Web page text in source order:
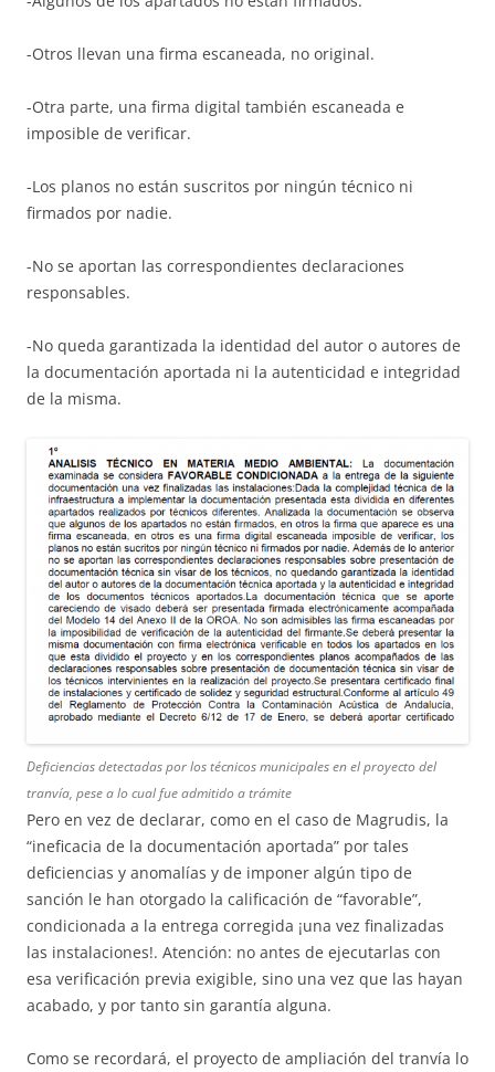
-Otros llevan una firma escaneada, no original.
-Otra parte, una firma digital también escaneada e
imposible de verificar.
-Los planos no están suscritos por ningún técnico ni
firmados por nadie.
-No se aportan las correspondientes declaraciones
responsables.
-No queda garantizada la identidad del autor o autores de
la documentación aportada ni la autenticidad e integridad
de la misma.
Deficiencias detectadas por los técnicos municipales en el proyecto del
tranvía, pese a lo cual fue admitido a trámite
Pero en vez de declarar, como en el caso de Magrudis, la
“ineficacia de la documentación aportada” por tales
deficiencias y anomalías y de imponer algún tipo de
sanción le han otorgado la calificación de “favorable”,
condicionada a la entrega corregida ¡una vez finalizadas
las instalaciones!. Atención: no antes de ejecutarlas con
esa verificación previa exigible, sino una vez que las hayan
acabado, y por tanto sin garantía alguna.
Como se recordará, el proyecto de ampliación del tranvía lo